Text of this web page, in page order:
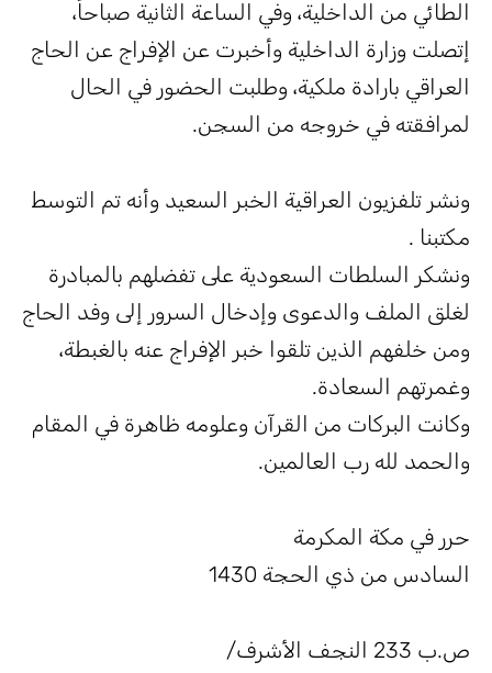
من الداخلية، وفي الساعة الثانية صباحاً،
وزارة الداخلية وأخبرت عن الإفراج عن الحاج
بارادة ملكية، وطلبت الحضور في الحال
في خروجه من السجن.
تلفزيون العراقية الخبر السعيد وأنه تم التوسط
.
السلطات السعودية على تفضلهم بالمبادرة
الملف والدعوى وإدخال السرور إلى وفد الحاج
خلفهم الذين تلقوا خبر الإفراج عنه بالغبطة،
السعادة.
البركات من القرآن وعلومه ظاهرة في المقام
لله رب العالمين.
في مكة المكرمة
من ذي الحجة 1430
ص.ب 233 النجف الأشرف/